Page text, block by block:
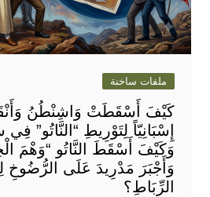
ملفات ساخنة
كَيْفَ أَسْقَطَتْ وَاشِنْطُنُ
إِسْبَانِيّاً لِتَوْرِيطِ “النَّاتُو” فِي
وَكَيْفَ أَسْقَطَ النَّاتُو “وَهْمَ
وَأَجْبَرَ مَدْرِيدَ عَلَى الرُّضُوخِ
الرِّبَاطِ؟